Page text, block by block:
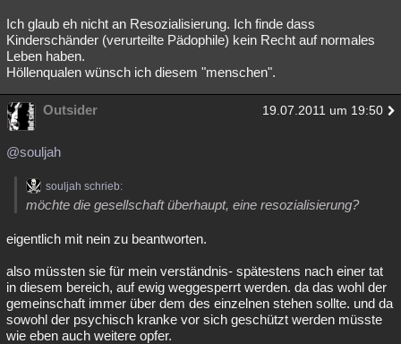
Ich glaub eh nicht an Resozialisierung. Ich finde dass
Kinderschänder (verurteilte Pädophile) kein Recht auf normales
Leben haben.
Höllenqualen wünsch ich diesem "menschen".
Outsider 19.07.2011 um 19:50
@souljah
souljah schrieb:
möchte die gesellschaft überhaupt, eine resozialisierung?
eigentlich mit nein zu beantworten.
also müssten sie für mein verständnis- spätestens nach einer tat
in diesem bereich, auf ewig weggesperrt werden. da das wohl der
gemeinschaft immer über dem des einzelnen stehen sollte. und da
sowohl der psychisch kranke vor sich geschützt werden müsste
wie eben auch weitere opfer.